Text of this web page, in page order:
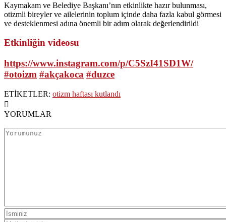
Kaymakam ve Belediye Başkanı’nın etkinlikte hazır bulunması,
otizmli bireyler ve ailelerinin toplum içinde daha fazla kabul görmesi
ve desteklenmesi adına önemli bir adım olarak değerlendirildi
Etkinliğin videosu
https://www.instagram.com/p/C5SzI41SD1W/
#otoizm #akçakoca #duzce
ETİKETLER: otizm haftası kutlandı
YORUMLAR